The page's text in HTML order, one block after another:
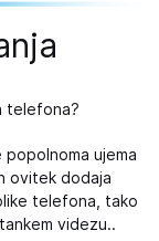
telefona?
ujema
ovitek dodaja
telefona, tako
videzu..